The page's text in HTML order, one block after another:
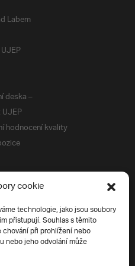
cookie
technologie, jako jsou soubory
přistupují. Souhlas s těmito
při prohlížení nebo
nebo jeho odvolání může
Labem
deska –
hodnocení kvality